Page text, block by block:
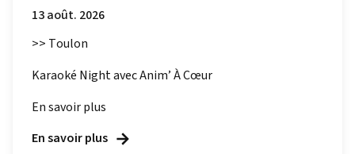
13 août. 2026
>> Toulon
Karaoké Night avec Anim’ À Cœur
En savoir plus
En savoir plus